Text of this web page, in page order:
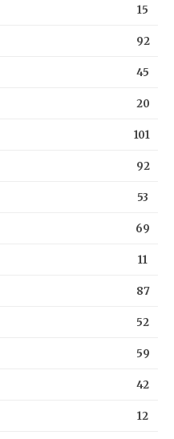
15
92
45
20
101
92
53
69
11
87
52
59
42
12